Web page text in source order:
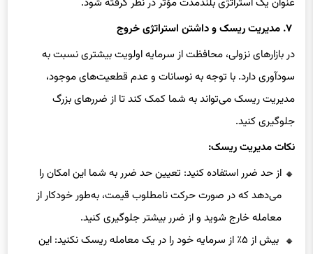
عنوان یک استراتژی بلندمدت مؤثر در نظر گرفته شود.
۷. مدیریت ریسک و داشتن استراتژی خروج
در بازارهای نزولی، محافظت از سرمایه اولویت بیشتری نسبت به
سودآوری دارد. با توجه به نوسانات و عدم قطعیت‌های موجود،
مدیریت ریسک می‌تواند به شما کمک کند تا از ضررهای بزرگ
جلوگیری کنید.
نکات مدیریت ریسک:
از حد ضرر استفاده کنید: تعیین حد ضرر به شما این امکان را
می‌دهد که در صورت حرکت نامطلوب قیمت، به‌طور خودکار از
معامله خارج شوید و از ضرر بیشتر جلوگیری کنید.
بیش از ۵٪ از سرمایه خود را در یک معامله ریسک نکنید: این